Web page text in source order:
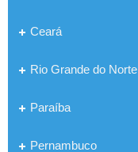
Ceará
Rio Grande do Norte
Paraíba
Pernambuco